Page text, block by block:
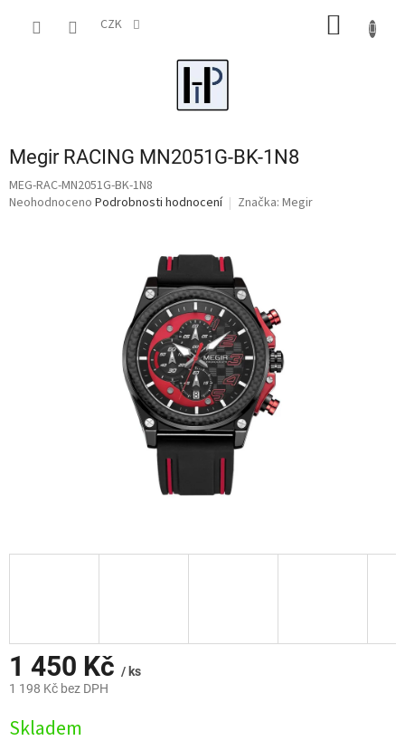
CZK
Megir RACING MN2051G-BK-1N8
MEG-RAC-MN2051G-BK-1N8
Průměrné
Neohodnoceno Podrobnosti hodnocení Značka: Megir
1 450 Kč / ks
1 198 Kč bez DPH
cena:
Skladem